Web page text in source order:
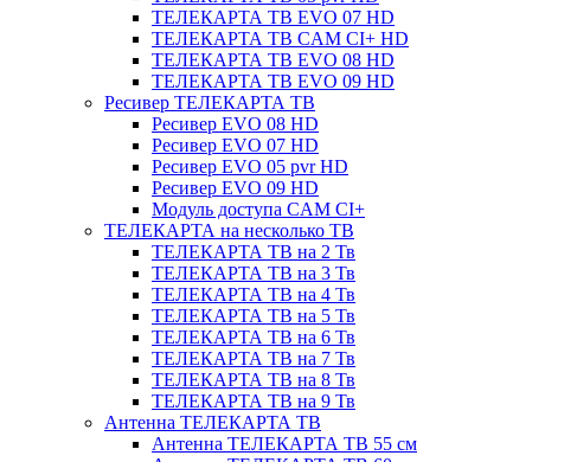
ТЕЛЕКАРТА ТВ EVO 07 HD
ТЕЛЕКАРТА ТВ CAM CI+ HD
ТЕЛЕКАРТА ТВ EVO 08 HD
ТЕЛЕКАРТА ТВ EVO 09 HD
Ресивер ТЕЛЕКАРТА ТВ
Ресивер EVO 08 HD
Ресивер EVO 07 HD
Ресивер EVO 05 pvr HD
Ресивер EVO 09 HD
Модуль доступа CAM CI+
ТЕЛЕКАРТА на несколько ТВ
ТЕЛЕКАРТА ТВ на 2 Тв
ТЕЛЕКАРТА ТВ на 3 Тв
ТЕЛЕКАРТА ТВ на 4 Тв
ТЕЛЕКАРТА ТВ на 5 Тв
ТЕЛЕКАРТА ТВ на 6 Тв
ТЕЛЕКАРТА ТВ на 7 Тв
ТЕЛЕКАРТА ТВ на 8 Тв
ТЕЛЕКАРТА ТВ на 9 Тв
Антенна ТЕЛЕКАРТА ТВ
Антенна ТЕЛЕКАРТА ТВ 55 см